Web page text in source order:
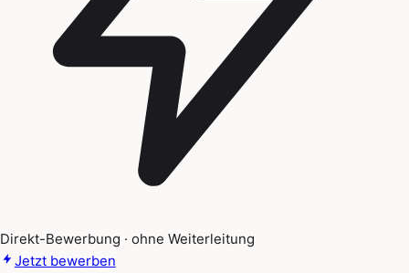
Direkt-Bewerbung · ohne Weiterleitung
Jetzt bewerben